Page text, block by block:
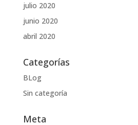
julio 2020
junio 2020
abril 2020
Categorías
BLog
Sin categoría
Meta